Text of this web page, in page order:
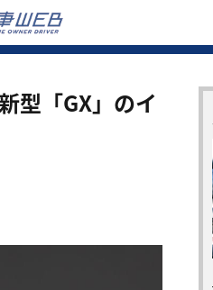
型「GX」のイ